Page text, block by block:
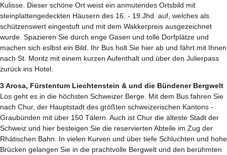
Kulisse. Dieser schöne Ort weist ein anmutendes Ortsbild mit
steinplattengedeckten Häusern des 16. - 19.Jhd. auf, welches als
schützenswert eingestuft und mit dem Wakkerpreis ausgezeichnet
wurde. Spazieren Sie durch enge Gasen und tolle Dorfplätze und
machen sich eslbst ein Bild. Ihr Bus holt Sie hier ab und fährt mit Ihnen
nach St. Moritz mit einem kurzen Aufenthalt und über den Julierpass
zurück ins Hotel.
3 Arosa, Fürstentum Liechtenstein & und die Bündener Bergwelt
Los geht es in die höchsten Schweizer Berge. Mit dem Bus fahren Sie
nach Chur, der Hauptstadt des größten schweizerischen Kantons -
Graubünden mit über 150 Tälern. Auch ist Chur die älteste Stadt der
Schweiz und hier besteigen Sie die reservierten Abteile im Zug der
Rhätischen Bahn. In vielen Kurven und über tiefe Schluchten und hohe
Brücken gelangen Sie in die prachtvolle Bergwelt und den berühmten